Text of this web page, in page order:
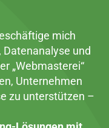
mich
und
„Webmasterei“
Unternehmen
zu unterstützen –